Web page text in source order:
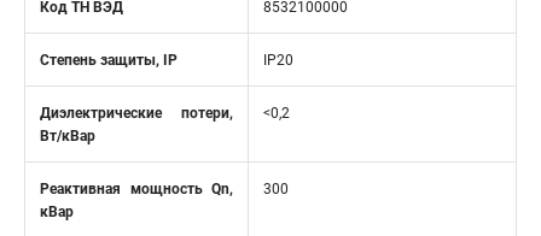
Код ТН ВЭД 8532100000
Степень защиты, IP IP20
Диэлектрические потери,
Вт/кВар
<0,2
Реактивная мощность Qn,
кВар
300